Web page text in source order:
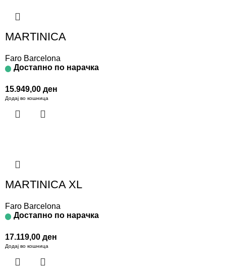
MARTINICA
Faro Barcelona
Достапно по нарачка
15.949,00 ден
Додај во кошница
MARTINICA XL
Faro Barcelona
Достапно по нарачка
17.119,00 ден
Додај во кошница